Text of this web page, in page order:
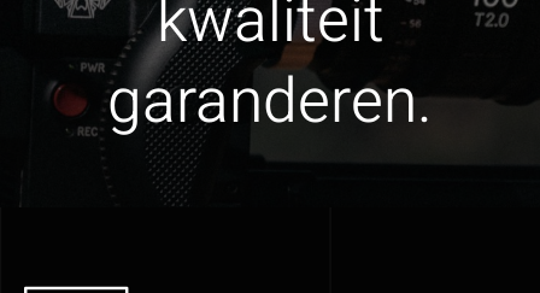
kwaliteit
garanderen.